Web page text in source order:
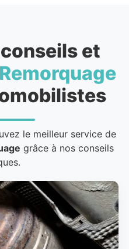
et
le meilleur service de
grâce à nos conseils